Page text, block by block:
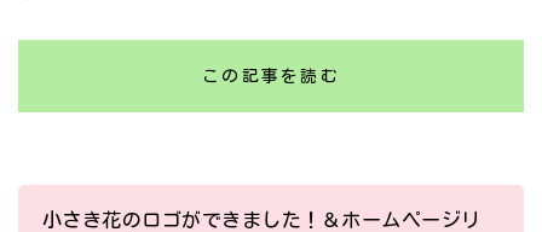
この記事を読む
小さき花のロゴができました！＆ホームページリ